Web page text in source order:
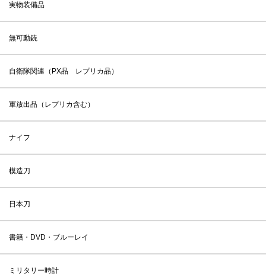
実物装備品
無可動銃
自衛隊関連（PX品 レプリカ品）
軍放出品（レプリカ含む）
ナイフ
模造刀
日本刀
書籍・DVD・ブルーレイ
ミリタリー時計